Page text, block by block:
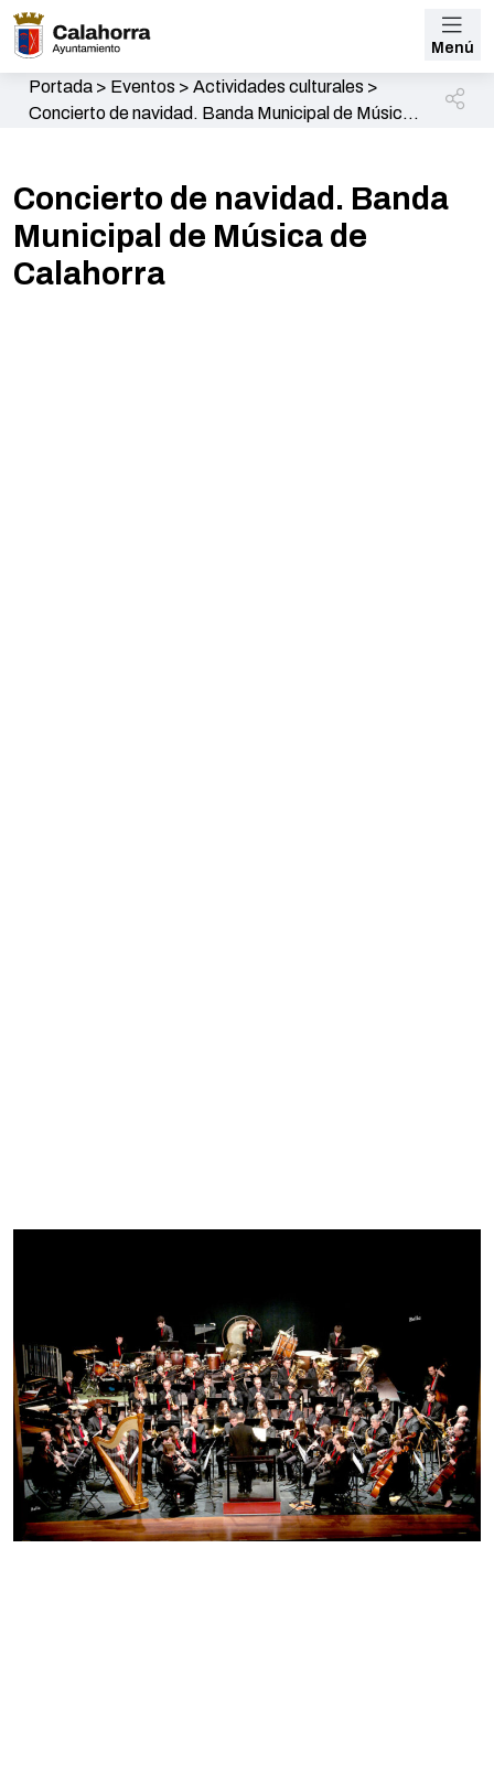
Menú
Portada> Eventos > Actividades culturales >
Concierto de navidad. Banda Municipal de Música
Concierto de navidad. Banda
Municipal de Música de
Calahorra